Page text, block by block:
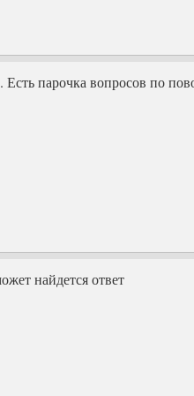
парочка вопросов по
найдется ответ